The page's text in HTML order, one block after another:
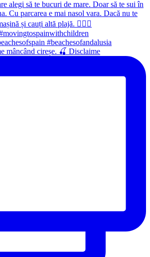
mâncând cireșe. 🍒 Disclaime